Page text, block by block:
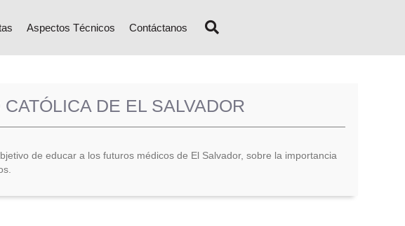
Aspectos Técnicos Contáctanos
DE EL SALVADOR
de educar a los futuros médicos de El Salvador, sobre la importancia